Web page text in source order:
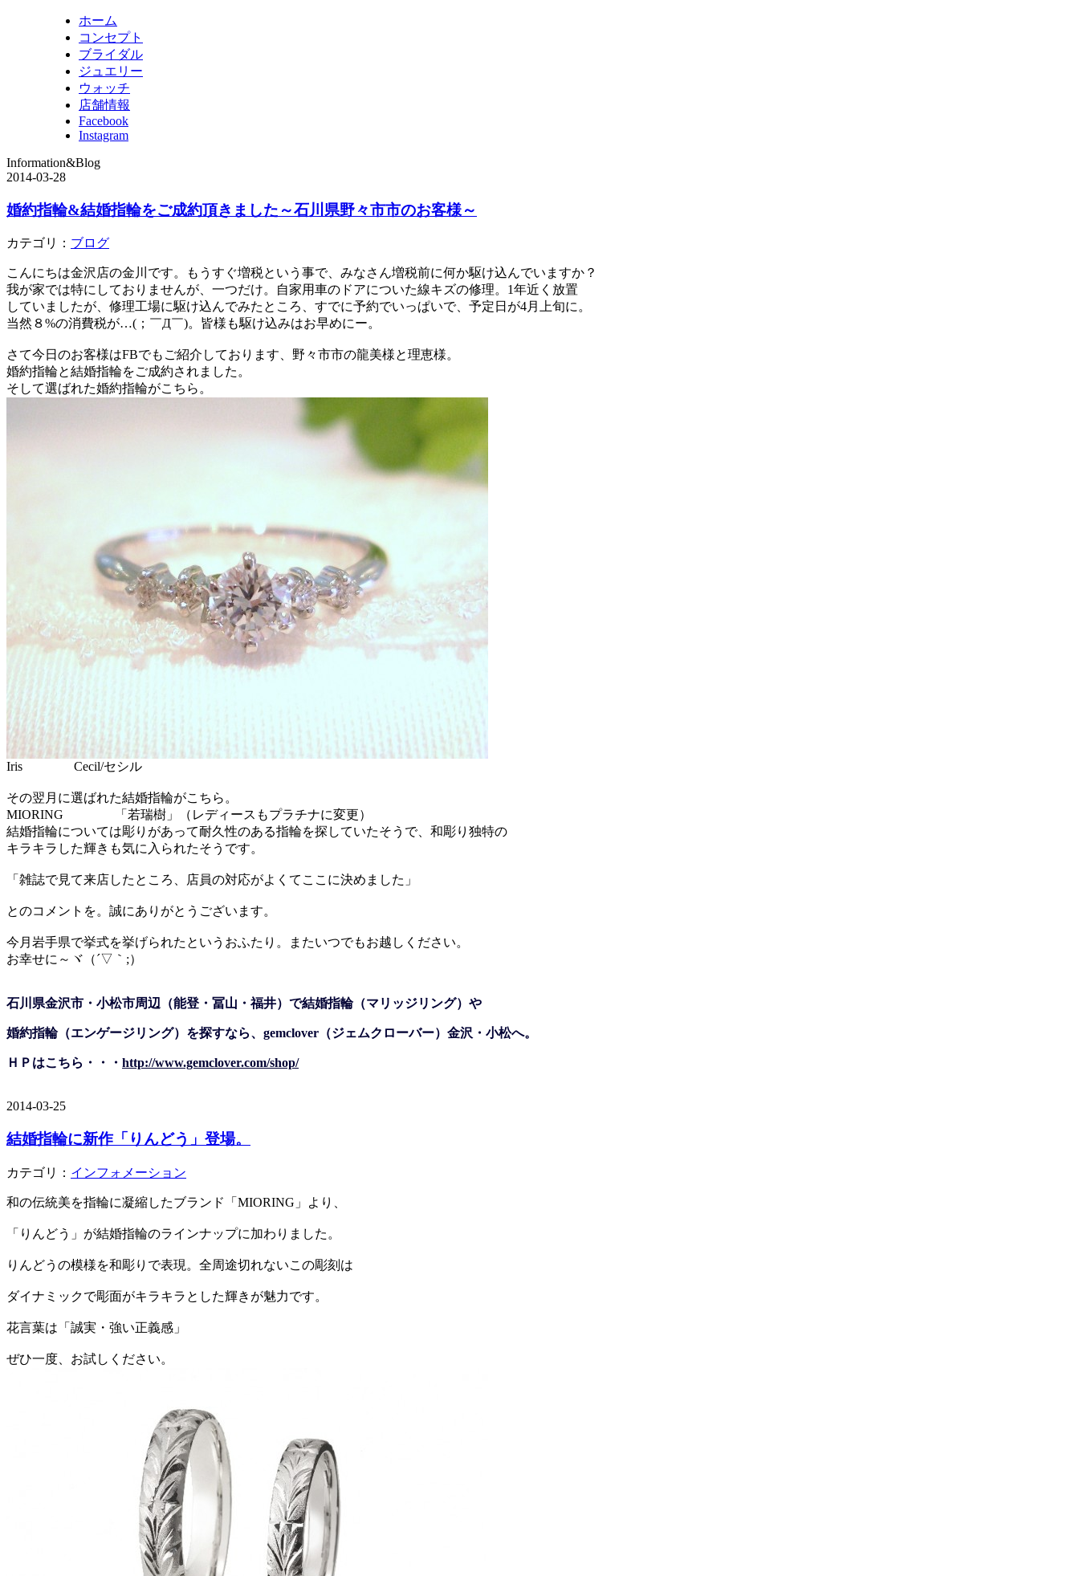
ホーム
コンセプト
ブライダル
ジュエリー
ウォッチ
店舗情報
Facebook
Instagram
Information&Blog
2014-03-28
婚約指輪&結婚指輪をご成約頂きました～石川県野々市市のお客様～
カテゴリ： ブログ
こんにちは金沢店の金川です。もうすぐ増税という事で、みなさん増税前に何か駆け込んでいますか？
我が家では特にしておりませんが、一つだけ。自家用車のドアについた線キズの修理。1年近く放置
していましたが、修理工場に駆け込んでみたところ、すでに予約でいっぱいで、予定日が4月上旬に。
当然８%の消費税が…(；￣Д￣)。皆様も駆け込みはお早めにー。
さて今日のお客様はFBでもご紹介しております、野々市市の龍美様と理恵様。
婚約指輪と結婚指輪をご成約されました。
そして選ばれた婚約指輪がこちら。
Iris Cecil/セシル
その翌月に選ばれた結婚指輪がこちら。
MIORING 「若瑞樹」（レディースもプラチナに変更）
結婚指輪については彫りがあって耐久性のある指輪を探していたそうで、和彫り独特の
キラキラした輝きも気に入られたそうです。
「雑誌で見て来店したところ、店員の対応がよくてここに決めました」
とのコメントを。誠にありがとうございます。
今月岩手県で挙式を挙げられたというおふたり。またいつでもお越しください。
お幸せに～ヾ（´▽｀;）
石川県金沢市・小松市周辺（能登・冨山・福井）で結婚指輪（マリッジリング）や
婚約指輪（エンゲージリング）を探すなら、gemclover（ジェムクローバー）金沢・小松へ。
ＨＰはこちら・・・ http://www.gemclover.com/shop/
2014-03-25
結婚指輪に新作「りんどう」登場。
カテゴリ： インフォメーション
和の伝統美を指輪に凝縮したブランド「MIORING」より、
「りんどう」が結婚指輪のラインナップに加わりました。
りんどうの模様を和彫りで表現。全周途切れないこの彫刻は
ダイナミックで彫面がキラキラとした輝きが魅力です。
花言葉は「誠実・強い正義感」
ぜひ一度、お試しください。